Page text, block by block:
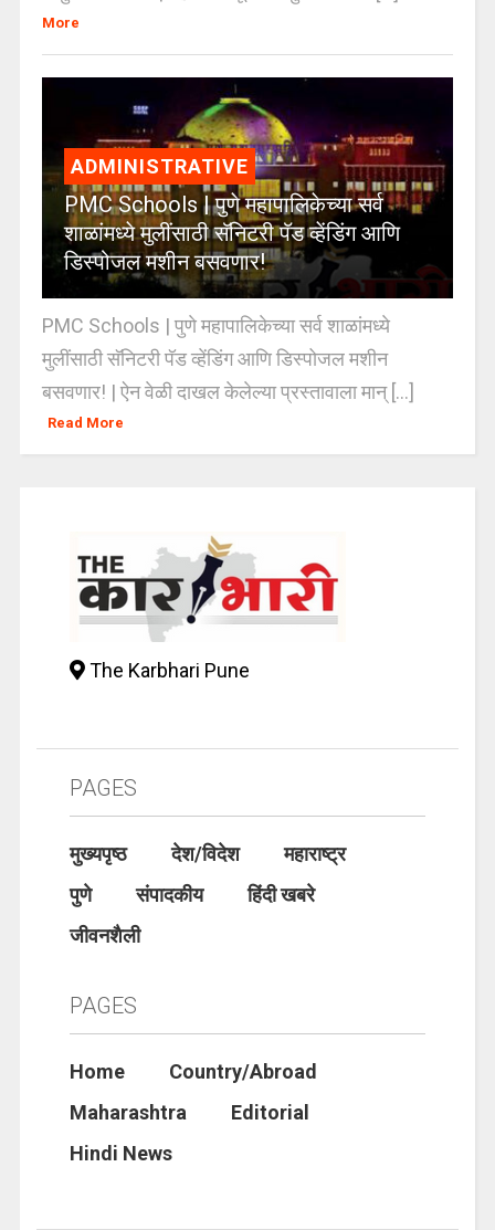
More
ADMINISTRATIVE
PMC Schools | पुणे महापालिकेच्या सर्व
शाळांमध्ये मुलींसाठी सॅनिटरी पॅड व्हेंडिंग आणि
डिस्पोजल मशीन बसवणार!
PMC Schools | पुणे महापालिकेच्या सर्व शाळांमध्ये
मुलींसाठी सॅनिटरी पॅड व्हेंडिंग आणि डिस्पोजल मशीन
बसवणार! | ऐन वेळी दाखल केलेल्या प्रस्तावाला मान् [...]
Read More
The Karbhari Pune
PAGES
मुख्यपृष्ठ देश/विदेश
महाराष्ट्र
पुणे
संपादकीय
हिंदी खबरे
जीवनशैली
PAGES
Home
Country/Abroad
Maharashtra
Editorial
Hindi News